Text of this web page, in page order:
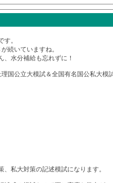
。
続いていますね。
、水分補給も忘れずに！
国公立大模試＆全国有名国公私大模
私大対策の記述模試になります。